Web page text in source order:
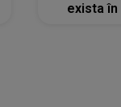
exista